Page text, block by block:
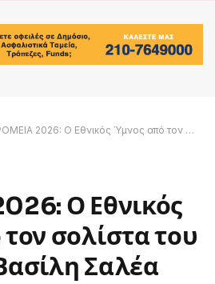
2026: Ο Εθνικός Ύμνος από τον σολίστα του κλαρίνου Βασίλη Σαλέα
Ο Εθνικός
σολίστα του
Σαλέα